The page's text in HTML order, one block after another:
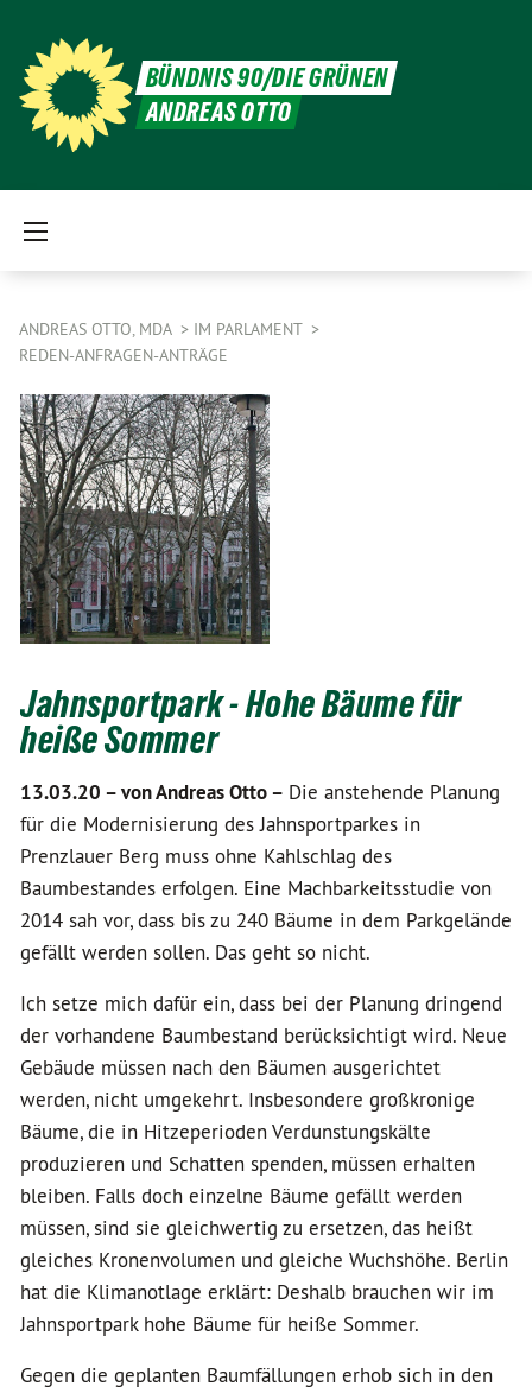
BÜNDNIS 90/DIE GRÜNEN
ANDREAS OTTO
ANDREAS OTTO, MDA
IM PARLAMENT
REDEN-ANFRAGEN-ANTRÄGE
Jahnsportpark - Hohe Bäume für
heiße Sommer
13.03.20 –von Andreas Otto – Die anstehende Planung
für die Modernisierung des Jahnsportparkes in
Prenzlauer Berg muss ohne Kahlschlag des
Baumbestandes erfolgen. Eine Machbarkeitsstudie von
2014 sah vor, dass bis zu 240 Bäume in dem Parkgelände
gefällt werden sollen. Das geht so nicht.
Ich setze mich dafür ein, dass bei der Planung dringend
der vorhandene Baumbestand berücksichtigt wird. Neue
Gebäude müssen nach den Bäumen ausgerichtet
werden, nicht umgekehrt. Insbesondere großkronige
Bäume, die in Hitzeperioden Verdunstungskälte
produzieren und Schatten spenden, müssen erhalten
bleiben. Falls doch einzelne Bäume gefällt werden
müssen, sind sie gleichwertig zu ersetzen, das heißt
gleiches Kronenvolumen und gleiche Wuchshöhe. Berlin
hat die Klimanotlage erklärt: Deshalb brauchen wir im
Jahnsportpark hohe Bäume für heiße Sommer.
Gegen die geplanten Baumfällungen erhob sich in den